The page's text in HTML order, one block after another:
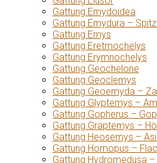
Gattung Emydoidea
Gattung Emydura –
Gattung Emys
Gattung Eretmochelys
Gattung Erymnochelys
Gattung Geochelone
Gattung Geoclemys
Gattung Geoemyda –
Gattung Glyptemys –
Gattung Gopherus –
Gattung Graptemys –
Gattung Heosemys –
Gattung Homopus –
Gattung Hydromedusa